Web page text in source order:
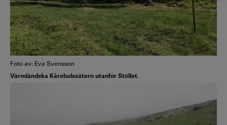
Foto av: Eva Svensson
Värmländska Kårebolssätern utanför Stöllet.